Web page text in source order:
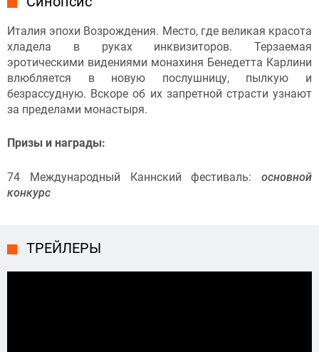
Италия эпохи Возрождения. Место, где великая красота
хладела в руках инквизиторов. Терзаемая
эротическими видениями монахиня Бенедетта Карлини
влюбляется в новую послушницу, пылкую и
безрассудную. Вскоре об их запретной страсти узнают
за пределами монастыря.
Призы и награды:
74 Международный Каннский фестиваль: основной
конкурс
ТРЕЙЛЕРЫ